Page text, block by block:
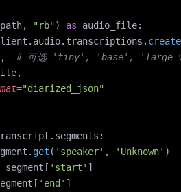
"rb") as audio_file:
create
, # 可选 'tiny', 'base', 'large-
="diarized_json"
get ( 'speaker' , 'Unknown' )
segment[ 'start' ]
'end' ]